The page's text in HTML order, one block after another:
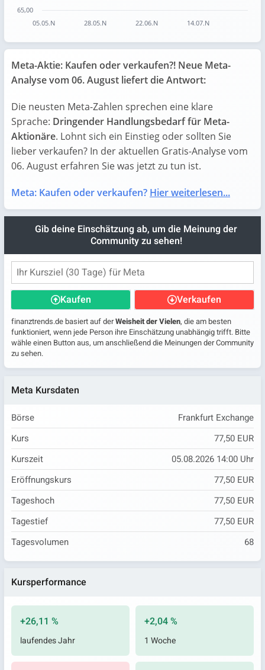
05.05.N 28.05.N 22.06.N 14.07.N
65,00
Meta-Aktie: Kaufen oder verkaufen?! Neue Meta-
Analyse vom 06. August liefert die Antwort:
Die neusten Meta-Zahlen sprechen eine klare
Sprache: Dringender Handlungsbedarf für Meta-
Aktionäre. Lohnt sich ein Einstieg oder sollten Sie
lieber verkaufen? In der aktuellen Gratis-Analyse vom
06. August erfahren Sie was jetzt zu tun ist.
Meta: Kaufen oder verkaufen? Hier weiterlesen...
Gib deine Einschätzung ab, um die Meinung der
Community zu sehen!
Kaufen Verkaufen
finanztrends.de basiert auf derWeisheit der Vielen, die am besten
funktioniert, wenn jede Person ihre Einschätzung unabhängig trifft. Bitte
wähle einen Button aus, um anschließend die Meinungen der Community
zu sehen.
Meta Kursdaten
Börse
Frankfurt Exchange
Kurs
77,50 EUR
Kurszeit
05.08.2026 14:00 Uhr
Eröffnungskurs
77,50 EUR
Tageshoch
77,50 EUR
Tagestief
77,50 EUR
Tagesvolumen
68
Kursperformance
+26,11 %
laufendes Jahr
+2,04 %
1 Woche